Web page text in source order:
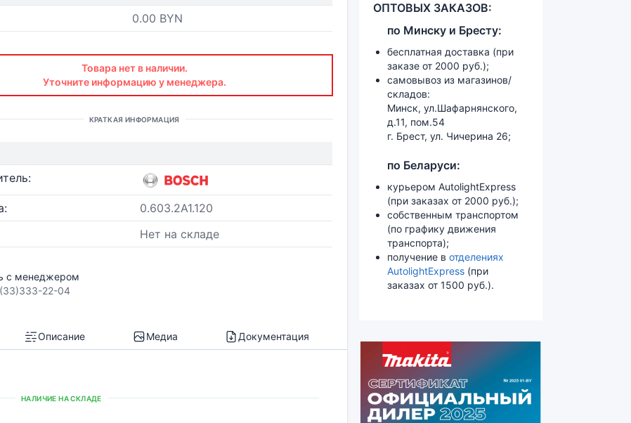
0.00 BYN
Товара нет в наличии.
Уточните информацию у менеджера.
КРАТКАЯ ИНФОРМАЦИЯ
0.603.2A1.120
Нет на складе
с менеджером
22-04
Описание Медиа Документация
НАЛИЧИЕ НА СКЛАДЕ
ОПТОВЫХ ЗАКАЗОВ:
по Минску и Бресту:
бесплатная доставка (при
заказе от 2000 руб.);
самовывоз из магазинов/
складов:
Минск, ул.Шафарнянского,
д.11, пом.54
г. Брест, ул. Чичерина 26;
по Беларуси:
курьером AutolightExpress
(при заказах от 2000 руб.);
собственным транспортом
(по графику движения
транспорта);
получение в отделениях
AutolightExpress (при
заказах от 1500 руб.).